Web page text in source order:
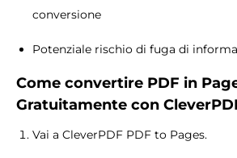
conversione
Potenziale rischio di fuga di
Come convertire PDF in
Gratuitamente con
Vai a CleverPDF PDF to Pages.